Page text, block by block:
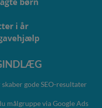
gode SEO-resultater
målgruppe via Google Ads